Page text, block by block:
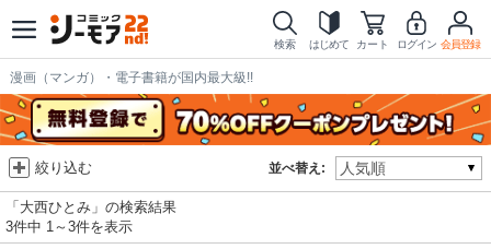
検索 はじめて カート ログイン 会員登録
漫画（マンガ）・電子書籍が国内最大級!!
並べ替え:
絞り込む
「大西ひとみ」の検索結果
3件中 1～3件を表示